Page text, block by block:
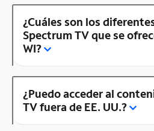
¿Cuáles son los
Spectrum TV que se
WI?
¿Puedo acceder al
TV fuera de EE. UU.?